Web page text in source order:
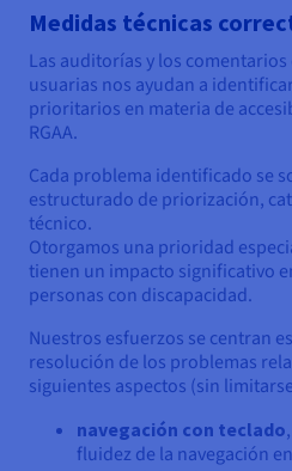
Medidas técnicas
Las auditorías y los
usuarias nos ayudan a
prioritarios en materia de
RGAA.
Cada problema identificado se
estructurado de priorización,
técnico.
Otorgamos una prioridad
tienen un impacto significativo
personas con discapacidad.
Nuestros esfuerzos se centran
resolución de los problemas
siguientes aspectos (sin
navegación con teclado
fluidez de la navegación